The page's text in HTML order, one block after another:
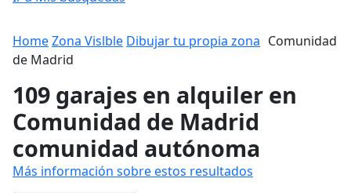
HomeZona Vislble Dibujar tu propia zona Comunidad
de Madrid
109 garajes en alquiler en
Comunidad de Madrid
comunidad autónoma
Más información sobre estos resultados